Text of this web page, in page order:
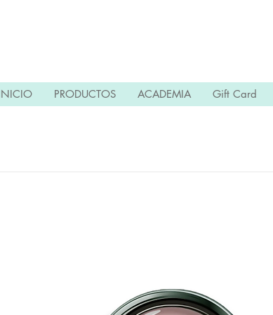
PRODUCTOS ACADEMIA Gift Card